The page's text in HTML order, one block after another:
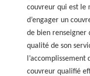
couvreur qui est le
d’engager un
de bien renseigner
qualité de son
couvreur qualifié